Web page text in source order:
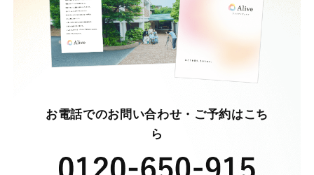
お電話でのお問い合わせ・ご予約はこち
ら